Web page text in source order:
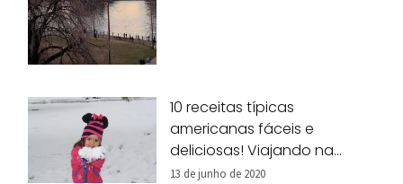
10 receitas típicas
americanas fáceis e
deliciosas! Viajando na
nossa cozinha!
13 de junho de 2020